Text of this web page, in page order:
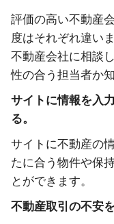
評価の高い不動産
度はそれぞれ違いま
不動産会社に相談
性の合う担当者か
サイトに情報を入
る。
サイトに不動産の
たに合う物件や保
とができます。
不動産取引の不安